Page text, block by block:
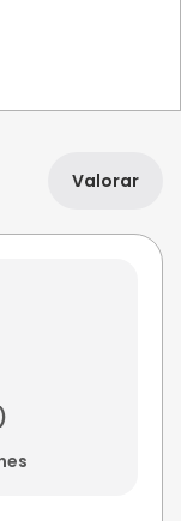
Valorar